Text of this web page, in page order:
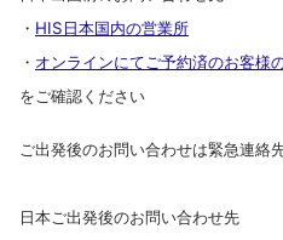
・ HIS日本国内の営業所
・ オンラインにてご予約済のお客様
をご確認ください
ご出発後のお問い合わせは緊急連絡
日本ご出発後のお問い合わせ先